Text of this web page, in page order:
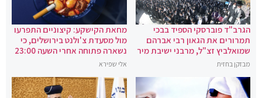
הגרב"ד פוברסקי הספיד בבכי
תמרורים את הגאון רבי אברהם
שמואלביץ זצ"ל, מרבני ישיבת מיר
מבזקן בחזית
מחאת הקישקע: קיצוניים התפרעו
מול מסעדת צ'ולנט בירושלים, כי
נשארה פתוחה אחרי השעה 23:00
אלי שפירא